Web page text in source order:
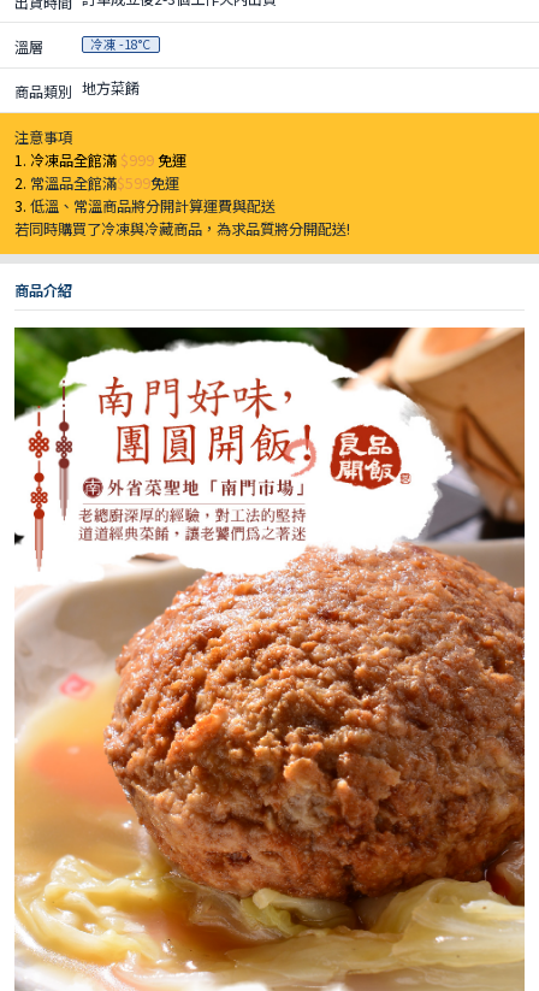
溫層 冷凍 -18°C
商品類別 地方菜餚
注意事項
1. 冷凍品全館滿 $999免運
2. 常溫品全館滿$599免運
3.低溫、常溫商品將分開計算運費與配送
若同時購買了冷凍與冷藏商品，為求品質將分開配送!
商品介紹